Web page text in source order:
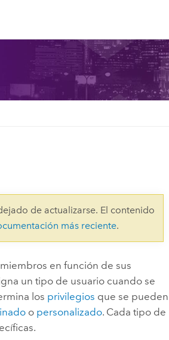
de actualizarse. El contenido
más reciente.
en función de sus
un tipo de usuario cuando se
los privilegios que se pueden
o personalizado. Cada tipo de